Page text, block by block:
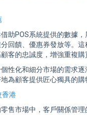
助POS系統提供的數據
回饋、優惠券發放等。
客的忠誠度，增強重複購
性化和細分市場的需求逐
為顧客提供匠心獨具的購
香港
售市場中，客戶關係管理